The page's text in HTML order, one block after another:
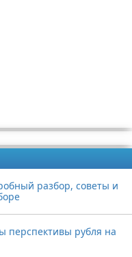
разбор, советы и
перспективы рубля на